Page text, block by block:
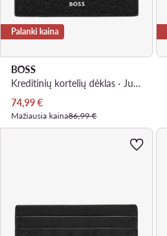
Palanki kaina
BOSS
Kreditinių kortelių dėklas · Juoda
Dabartinė kaina
74,99€
Mažiausia kaina86,99 €